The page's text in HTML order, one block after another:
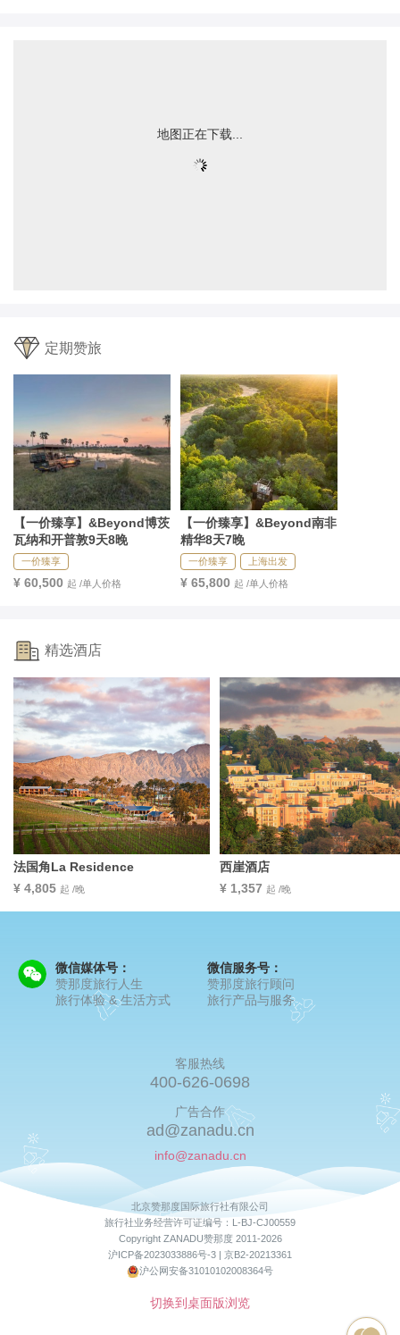
地图正在下载...
定期赞旅
【一价臻享】&Beyond博茨
瓦纳和开普敦9天8晚
一价臻享
¥ 60,500 起 /单人价格
【一价臻享】&Beyond南非
精华8天7晚
一价臻享 上海出发
¥ 65,800 起 /单人价格
精选酒店
法国角La Residence
¥ 4,805 起 /晚
西崖酒店
¥ 1,357 起 /晚
微信媒体号：
赞那度旅行人生
旅行体验 & 生活方式
微信服务号：
赞那度旅行顾问
旅行产品与服务
客服热线
400-626-0698
广告合作
ad@zanadu.cn
info@zanadu.cn
北京赞那度国际旅行社有限公司
旅行社业务经营许可证编号：L-BJ-CJ00559
Copyright ZANADU赞那度 2011-2026
沪ICP备2023033886号-3 | 京B2-20213361
沪公网安备31010102008364号
切换到桌面版浏览